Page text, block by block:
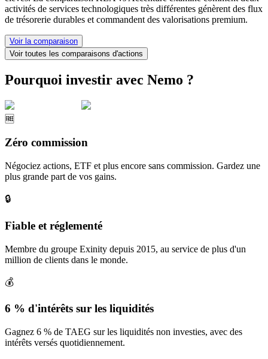
activités de services technologiques très différentes génèrent des flux
de trésorerie durables et commandent des valorisations premium.
Voir la comparaison
Voir toutes les comparaisons d'actions
Pourquoi investir avec Nemo ?
🆓
Zéro commission
Négociez actions, ETF et plus encore sans commission. Gardez une
plus grande part de vos gains.
🔒
Fiable et réglementé
Membre du groupe Exinity depuis 2015, au service de plus d'un
million de clients dans le monde.
💰
6 % d'intérêts sur les liquidités
Gagnez 6 % de TAEG sur les liquidités non investies, avec des
intérêts versés quotidiennement.